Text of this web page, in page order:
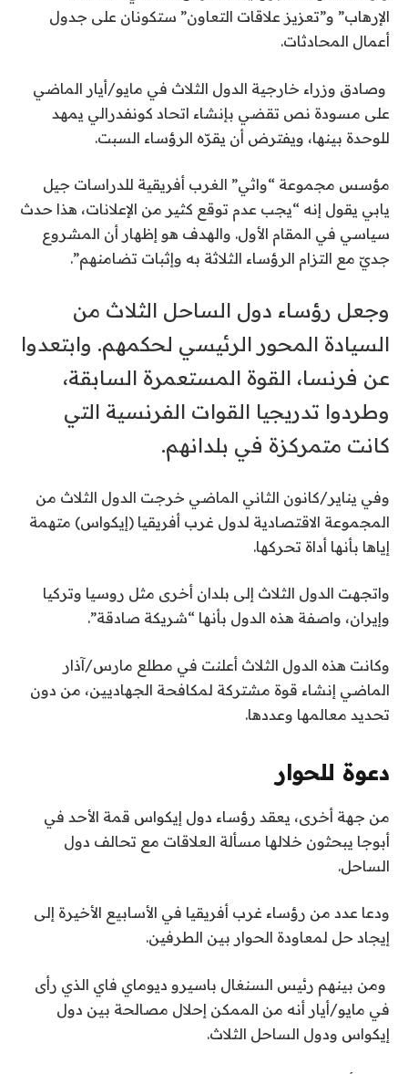
الإرهاب” و”تعزيز علاقات التعاون” ستكونان على جدول
أعمال المحادثات.
وصادق وزراء خارجية الدول الثلاث في مايو/أيار الماضي
على مسودة نص تقضي بإنشاء اتحاد كونفدرالي يمهد
للوحدة بينها، ويفترض أن يقرّه الرؤساء السبت.
مؤسس مجموعة “واثي” الغرب أفريقية للدراسات جيل
يابي يقول إنه “يجب عدم توقع كثير من الإعلانات، هذا حدث
سياسي في المقام الأول. والهدف هو إظهار أن المشروع
جديّ مع التزام الرؤساء الثلاثة به وإثبات تضامنهم”.
وجعل رؤساء دول الساحل الثلاث من
السيادة المحور الرئيسي لحكمهم. وابتعدوا
عن فرنسا، القوة المستعمرة السابقة،
وطردوا تدريجيا القوات الفرنسية التي
كانت متمركزة في بلدانهم.
وفي يناير/كانون الثاني الماضي خرجت الدول الثلاث من
المجموعة الاقتصادية لدول غرب أفريقيا (إيكواس) متهمة
إياها بأنها أداة تحركها.
واتجهت الدول الثلاث إلى بلدان أخرى مثل روسيا وتركيا
وإيران، واصفة هذه الدول بأنها “شريكة صادقة”.
وكانت هذه الدول الثلاث أعلنت في مطلع مارس/آذار
الماضي إنشاء قوة مشتركة لمكافحة الجهاديين، من دون
تحديد معالمها وعددها.
دعوة للحوار
من جهة أخرى، يعقد رؤساء دول إيكواس قمة الأحد في
أبوجا يبحثون خلالها مسألة العلاقات مع تحالف دول
الساحل.
ودعا عدد من رؤساء غرب أفريقيا في الأسابيع الأخيرة إلى
إيجاد حل لمعاودة الحوار بين الطرفين.
ومن بينهم رئيس السنغال باسيرو ديوماي فاي الذي رأى
في مايو/أيار أنه من الممكن إحلال مصالحة بين دول
إيكواس ودول الساحل الثلاث.